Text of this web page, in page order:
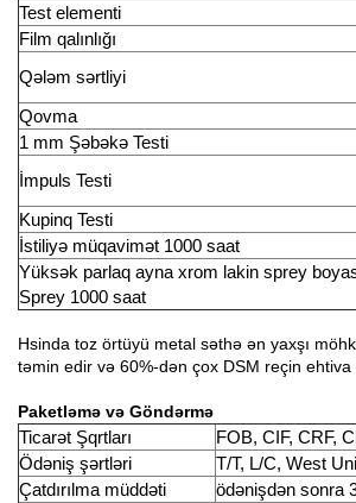
Test elementi
Film qalınlığı
Qələm sərtliyi
Qovma
1 mm Şəbəkə Testi
İmpuls Testi
Kupinq Testi
İstiliyə müqavimət 1000 saat
Yüksək parlaq ayna xrom lakin sprey
Sprey 1000 saat
Hsinda toz örtüyü metal səthə ən yaxşı
təmin edir və 60%-dən çox DSM reçin ehtiva
Paketləmə və Göndərmə
Ticarət Şqrtları
FOB, CIF, CRF,
Ödəniş şərtləri
T/T, L/C, West
Çatdırılma müddəti
ödənişdən sonra